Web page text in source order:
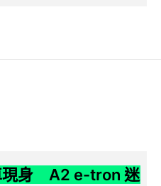
現身 A2 e-tron 迷